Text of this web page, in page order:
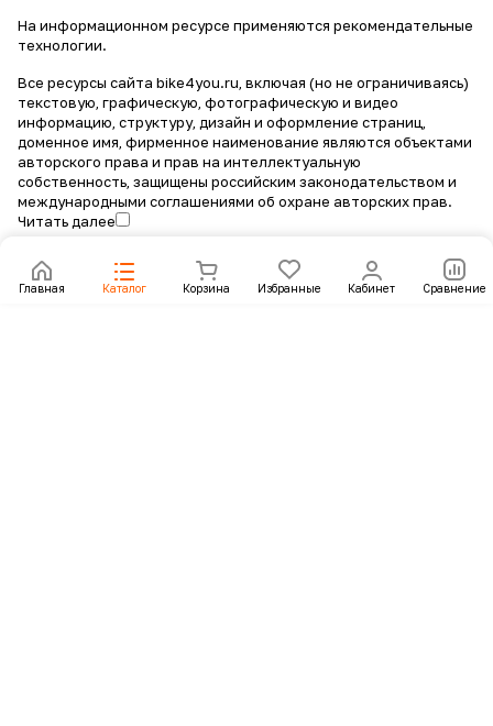
Главная Каталог Корзина Избранные Кабинет Сравнение
На информационном ресурсе применяются рекомендательные
технологии.
Все ресурсы сайта bike4you.ru, включая (но не ограничиваясь)
текстовую, графическую, фотографическую и видео
информацию, структуру, дизайн и оформление страниц,
доменное имя, фирменное наименование являются объектами
авторского права и прав на интеллектуальную
собственность, защищены российским законодательством и
международными соглашениями об охране авторских прав.
Читать далее